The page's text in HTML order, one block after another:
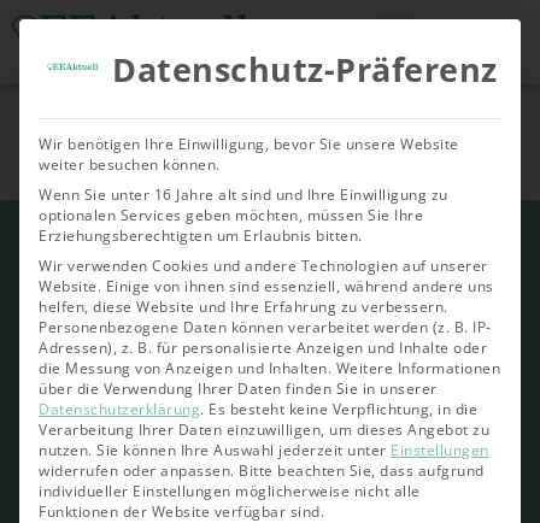
Nachhaltige
Investments
Allgemein Bioenergie
Datenschutz-Präferenz
Wir benötigen Ihre Einwilligung, bevor Sie unsere Website
weiter besuchen können.
Wenn Sie unter 16 Jahre alt sind und Ihre Einwilligung zu
optionalen Services geben möchten, müssen Sie Ihre
Erziehungsberechtigten um Erlaubnis bitten.
Wir verwenden Cookies und andere Technologien auf unserer
Website. Einige von ihnen sind essenziell, während andere uns
helfen, diese Website und Ihre Erfahrung zu verbessern.
Personenbezogene Daten können verarbeitet werden (z. B. IP-
Adressen), z. B. für personalisierte Anzeigen und Inhalte oder
die Messung von Anzeigen und Inhalten. Weitere Informationen
über die Verwendung Ihrer Daten finden Sie in unserer
Datenschutzerklärung. Es besteht keine Verpflichtung, in die
Verarbeitung Ihrer Daten einzuwilligen, um dieses Angebot zu
nutzen. Sie können Ihre Auswahl jederzeit unter Einstellungen
widerrufen oder anpassen. Bitte beachten Sie, dass aufgrund
individueller Einstellungen möglicherweise nicht alle
Funktionen der Website verfügbar sind.